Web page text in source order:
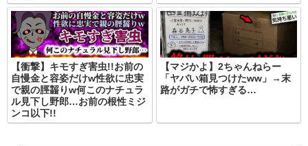
【衝撃】キモすぎ害虫!!お前の
自慢金と容姿だけw性欲に忠実
で親の脛齧りw何このナチュラ
ル見下し野郎…お前の根性ミジ
ンコ以下!!
【マジかよ】2ちゃんねらー
「ヤバい箱見つけたww」→末
路がガチで怖すぎる…